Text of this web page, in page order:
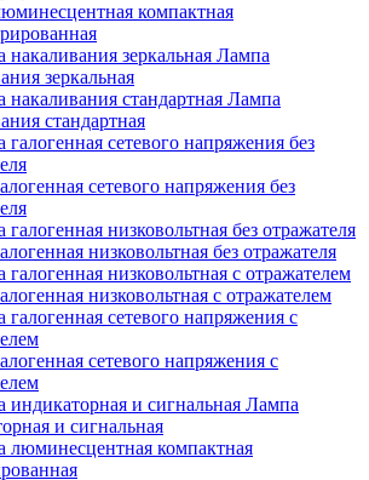
компактная
Лампа
зеркальная
Лампа
стандартная
сетевого напряжения без
низковольтная без отражателя
низковольтная с отражателем
сетевого напряжения с
Лампа
и сигнальная